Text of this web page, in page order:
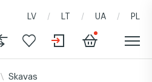
LV LT UA PL
Skavas